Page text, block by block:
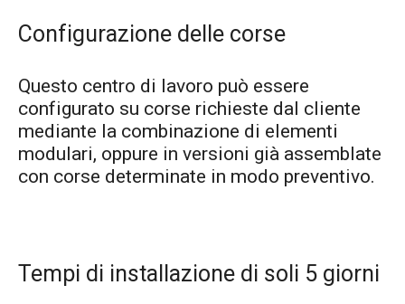
Configurazione delle corse
Questo centro di lavoro può essere
configurato su corse richieste dal cliente
mediante la combinazione di elementi
modulari, oppure in versioni già assemblate
con corse determinate in modo preventivo.
Tempi di installazione di soli 5 giorni